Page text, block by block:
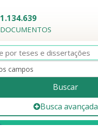
1.134.639
DOCUMENTOS
Buscar
Busca avançada